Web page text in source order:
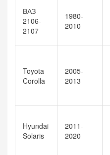
ВАЗ
2106-
2107
1980-
2010
Toyota
Corolla
2005-
2013
Hyundai
Solaris
2011-
2020